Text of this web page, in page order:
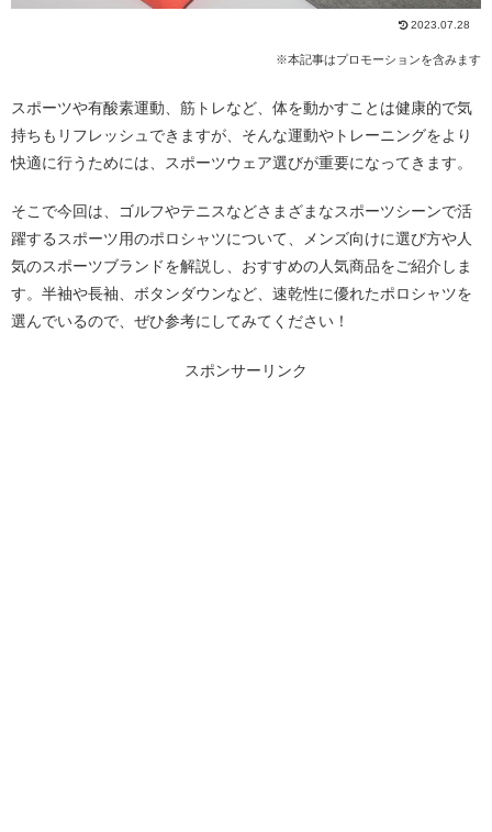
2023.07.28
※本記事はプロモーションを含みます
スポーツや有酸素運動、筋トレなど、体を動かすことは健康的で気
持ちもリフレッシュできますが、そんな運動やトレーニングをより
快適に行うためには、スポーツウェア選びが重要になってきます。
そこで今回は、ゴルフやテニスなどさまざまなスポーツシーンで活
躍するスポーツ用のポロシャツについて、メンズ向けに選び方や人
気のスポーツブランドを解説し、おすすめの人気商品をご紹介しま
す。半袖や長袖、ボタンダウンなど、速乾性に優れたポロシャツを
選んでいるので、ぜひ参考にしてみてください！
スポンサーリンク